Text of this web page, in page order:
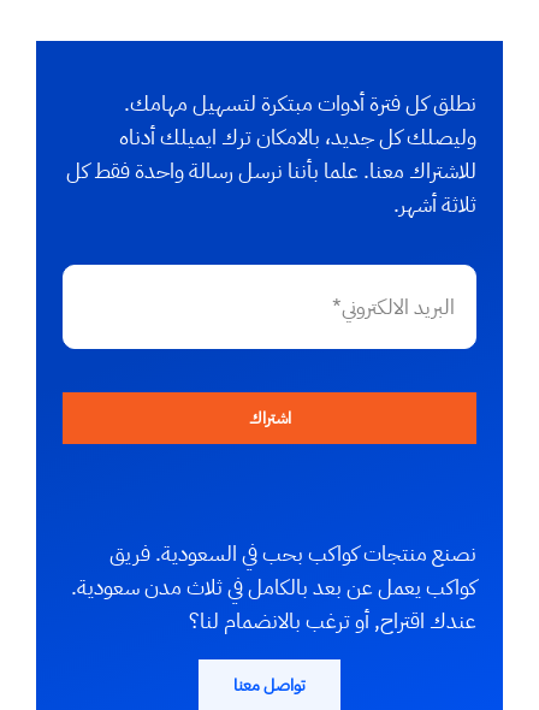
نطلق كل فترة أدوات مبتكرة لتسهيل مهامك.
وليصلك كل جديد، بالامكان ترك ايميلك أدناه
للاشتراك معنا. علما بأننا نرسل رسالة واحدة فقط كل
ثلاثة أشهر.
اشتراك
نصنع منتجات كواكب بحب في السعودية. فريق
كواكب يعمل عن بعد بالكامل في ثلاث مدن سعودية.
عندك اقتراح, أو ترغب بالانضمام لنا؟
تواصل معنا